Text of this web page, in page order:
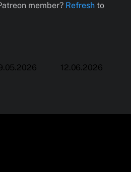
member? Refresh to
12.06.2026